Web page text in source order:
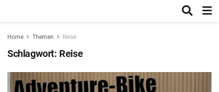
Home Themen Reise
Schlagwort: Reise